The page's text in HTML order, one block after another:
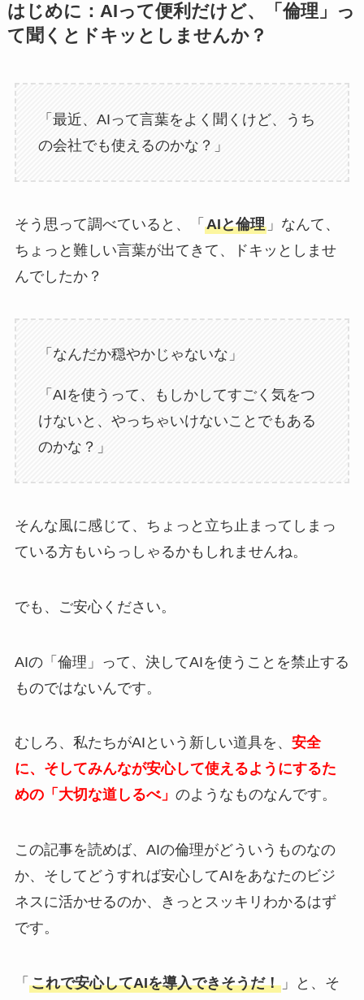
はじめに：AIって便利だけど、「倫理」っ
て聞くとドキッとしませんか？
「最近、AIって言葉をよく聞くけど、うち
の会社でも使えるのかな？」
そう思って調べていると、「 AIと倫理」なんて、
ちょっと難しい言葉が出てきて、ドキッとしませ
んでしたか？
「なんだか穏やかじゃないな」
「AIを使うって、もしかしてすごく気をつ
けないと、やっちゃいけないことでもある
のかな？」
そんな風に感じて、ちょっと立ち止まってしまっ
ている方もいらっしゃるかもしれませんね。
でも、ご安心ください。
AIの「倫理」って、決してAIを使うことを禁止する
ものではないんです。
むしろ、私たちがAIという新しい道具を、 安全
に、そしてみんなが安心して使えるようにするた
めの「大切な道しるべ」 のようなものなんです。
この記事を読めば、AIの倫理がどういうものなの
か、そしてどうすれば安心してAIをあなたのビジ
ネスに活かせるのか、きっとスッキリわかるはず
です。
「 これで安心してAIを導入できそうだ！」と、そ